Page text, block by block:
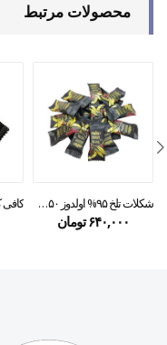
محصولات مرتبط
شکلات تلخ ۹۵% اولدوز ۲۵۰ گرمی
۶۴۰,۰۰۰تومان